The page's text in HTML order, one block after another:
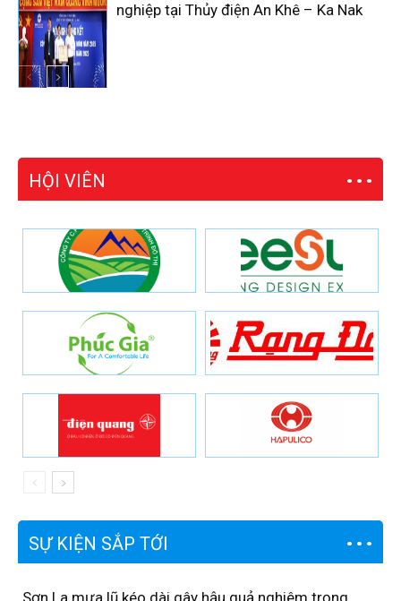
nghiệp tại Thủy điện An Khê – Ka Nak
HỘI VIÊN
SỰ KIỆN SẮP TỚI
Sơn La mưa lũ kéo dài gây hậu quả nghiêm trọng